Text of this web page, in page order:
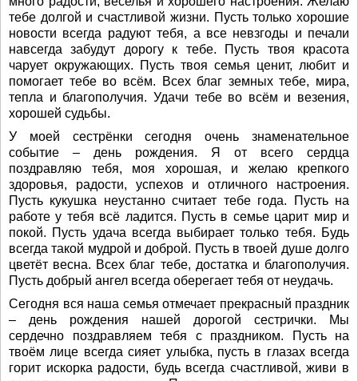
тебе долгой и счастливой жизни. Пусть только хорошие
новости всегда радуют тебя, а все невзгоды и печали
навсегда забудут дорогу к тебе. Пусть твоя красота
чарует окружающих. Пусть твоя семья ценит, любит и
помогает тебе во всём. Всех благ земных тебе, мира,
тепла и благополучия. Удачи тебе во всём и везения,
хорошей судьбы.
У моей сестрёнки сегодня очень знаменательное
событие – день рождения. Я от всего сердца
поздравляю тебя, моя хорошая, и желаю крепкого
здоровья, радости, успехов и отличного настроения.
Пусть кукушка неустанно считает тебе года. Пусть на
работе у тебя всё ладится. Пусть в семье царит мир и
покой. Пусть удача всегда выбирает только тебя. Будь
всегда такой мудрой и доброй. Пусть в твоей душе долго
цветёт весна. Всех благ тебе, достатка и благополучия.
Пусть добрый ангел всегда оберегает тебя от неудачь.
Сегодня вся наша семья отмечает прекрасный праздник
– день рождения нашей дорогой сестрички. Мы
сердечно поздравляем тебя с праздником. Пусть на
твоём лице всегда сияет улыбка, пусть в глазах всегда
горит искорка радости, будь всегда счастливой, живи в